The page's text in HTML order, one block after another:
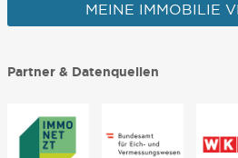
MEINE IMMOBILIE
Partner & Datenquellen